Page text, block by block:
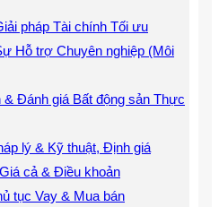
pháp Tài chính Tối ưu
Hỗ trợ Chuyên nghiệp (Môi
Đánh giá Bất động sản Thực
lý & Kỹ thuật, Định giá
cả & Điều khoản
tục Vay & Mua bán